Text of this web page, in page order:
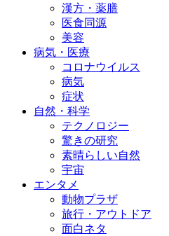
漢方・薬膳
医食同源
美容
病気・医療
コロナウイルス
病気
症状
自然・科学
テクノロジー
驚きの研究
素晴らしい自然
宇宙
エンタメ
動物プラザ
旅行・アウトドア
面白ネタ